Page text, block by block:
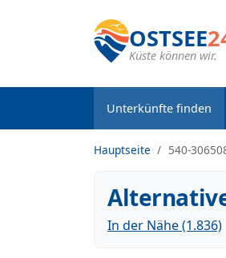
OSTSEE
Küste können wir.
Unterkünfte finden
Hauptseite 540-
In der Nähe (1.836)